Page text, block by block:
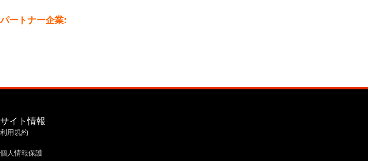
パートナー企業:
サイト情報
利用規約
個人情報保護